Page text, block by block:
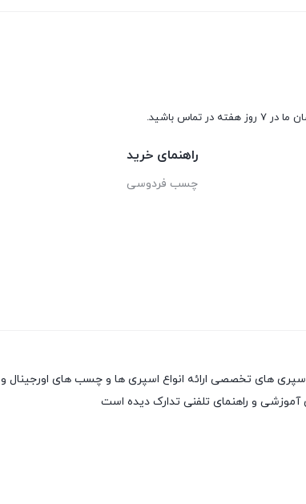
راهنمای خرید
چسب فردوسی
و راهنمای تلفنی تدارک دیده است